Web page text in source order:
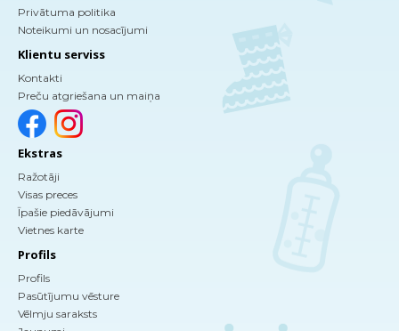
Privātuma politika
Noteikumi un nosacījumi
Klientu serviss
Kontakti
Preču atgriešana un maiņa
Ekstras
Ražotāji
Visas preces
Īpašie piedāvājumi
Vietnes karte
Profils
Profils
Pasūtījumu vēsture
Vēlmju saraksts